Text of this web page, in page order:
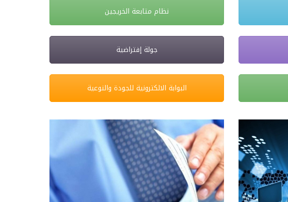
نظام متابعة الخريجين
جولة إفتراضية
البوابة الالكترونية للجودة والنوعية